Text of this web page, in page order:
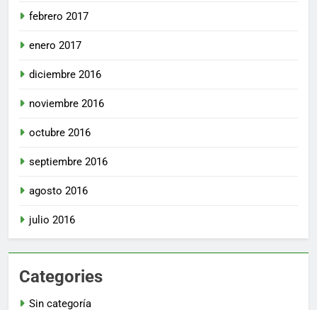
febrero 2017
enero 2017
diciembre 2016
noviembre 2016
octubre 2016
septiembre 2016
agosto 2016
julio 2016
Categories
Sin categoría